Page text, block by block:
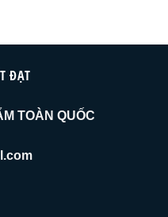
ĐẠT
TOÀN QUỐC